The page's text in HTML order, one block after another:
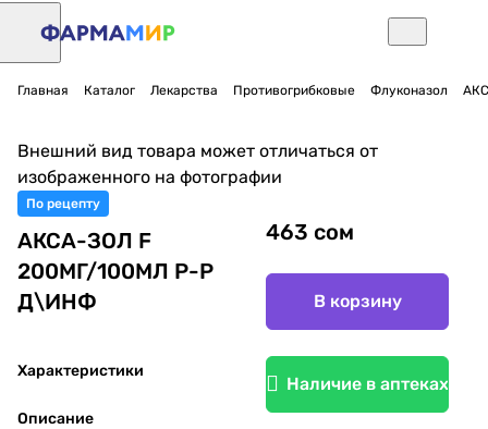
Главная Каталог Лекарства Противогрибковые Флуконазол
Внешний вид товара может отличаться от
изображенного на фотографии
По рецепту
АКСА-ЗОЛ F
200МГ/100МЛ Р-Р
Д\ИНФ
Характеристики
Описание
463 сом
В корзину
Наличие в аптеках